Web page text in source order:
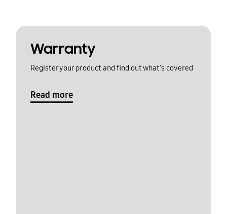
Warranty
Register your product and find out what's covered
Read more